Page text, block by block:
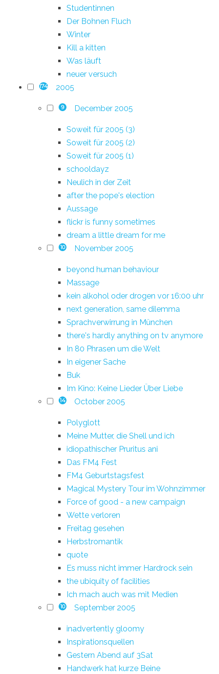
Studentinnen
Der Bohnen Fluch
Winter
Kill a kitten
Was läuft
neuer versuch
174 2005
9 December 2005
Soweit für 2005 (3)
Soweit für 2005 (2)
Soweit für 2005 (1)
schooldayz
Neulich in der Zeit
after the pope's election
Aussage
flickr is funny sometimes
dream a little dream for me
10 November 2005
beyond human behaviour
Massage
kein alkohol oder drogen vor 16:00 uhr
next generation, same dilemma
Sprachverwirrung in München
there's hardly anything on tv anymore
In 80 Phrasen um die Welt
In eigener Sache
Buk
Im Kino: Keine Lieder Über Liebe
14 October 2005
Polyglott
Meine Mutter, die Shell und ich
idiopathischer Pruritus ani
Das FM4 Fest
FM4 Geburtstagsfest
Magical Mystery Tour im Wohnzimmer
Force of good - a new campaign
Wette verloren
Freitag gesehen
Herbstromantik
quote
Es muss nicht immer Hardrock sein
the ubiquity of facilities
Ich mach auch was mit Medien
10 September 2005
inadvertently gloomy
Inspirationsquellen
Gestern Abend auf 3Sat
Handwerk hat kurze Beine